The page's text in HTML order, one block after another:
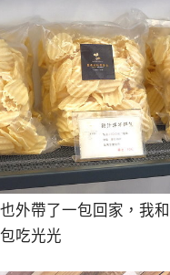
外帶了一包回家，我
吃光光